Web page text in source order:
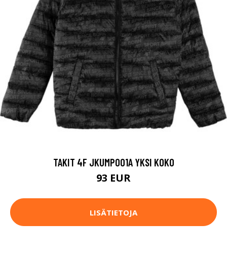
TAKIT 4F JKUMP001A YKSI KOKO
93 EUR
LISÄTIETOJA